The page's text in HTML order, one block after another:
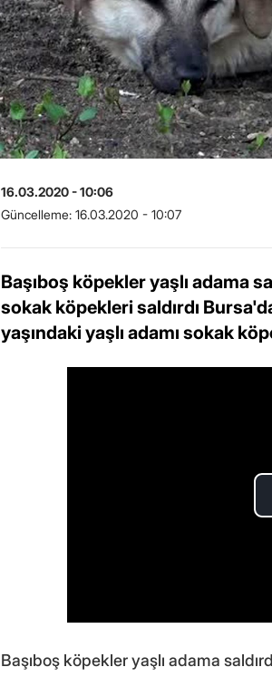
16.03.2020 - 10:06
Güncelleme: 16.03.2020 - 10:07
Başıboş köpekler yaşlı adama
sokak köpekleri saldırdı
yaşındaki yaşlı adamı sokak
Başıboş köpekler yaşlı adama